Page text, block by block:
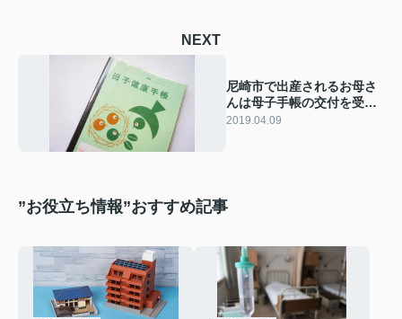
NEXT
尼崎市で出産されるお母さ
んは母子手帳の交付を受け
よう！
2019.04.09
”お役立ち情報”おすすめ記事